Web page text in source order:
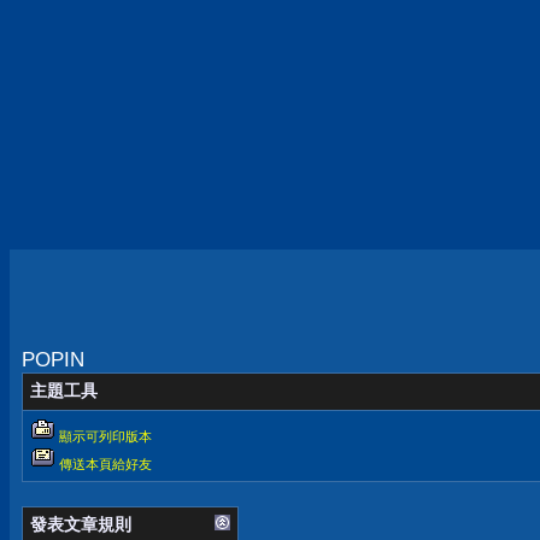
POPIN
主題工具
顯示可列印版本
傳送本頁給好友
發表文章規則